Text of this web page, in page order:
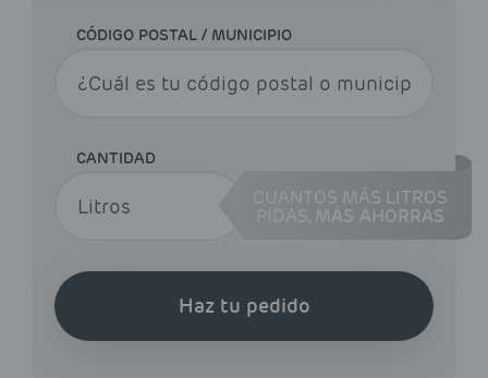
CÓDIGO POSTAL / MUNICIPIO
CANTIDAD
CUANTOS MÁS LITROS
MÁS AHORRAS
Haz tu pedido